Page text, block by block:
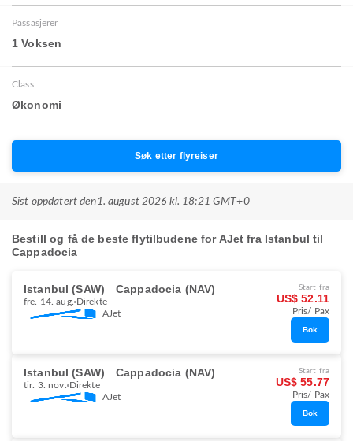
Passasjerer
1 Voksen
Class
Økonomi
Søk etter flyreiser
Sist oppdatert den1. august 2026 kl. 18:21 GMT+0
Bestill og få de beste flytilbudene for AJet fra Istanbul til
Cappadocia
Istanbul (SAW) Cappadocia (NAV)
fre. 14. aug. Direkte
AJet
Start fra
US$ 52.11
Pris/ Pax
Bok
Istanbul (SAW) Cappadocia (NAV)
tir. 3. nov. Direkte
AJet
Start fra
US$ 55.77
Pris/ Pax
Bok